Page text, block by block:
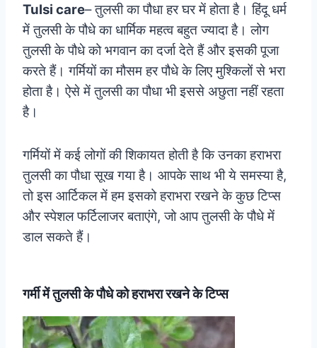
Tulsi care– तुलसी का पौधा हर घर में होता है। हिंदू धर्म
में तुलसी के पौधे का धार्मिक महत्व बहुत ज्यादा है। लोग
तुलसी के पौधे को भगवान का दर्जा देते हैं और इसकी पूजा
करते हैं। गर्मियों का मौसम हर पौधे के लिए मुश्किलों से भरा
होता है। ऐसे में तुलसी का पौधा भी इससे अछुता नहीं रहता
है।
गर्मियों में कई लोगों की शिकायत होती है कि उनका हराभरा
तुलसी का पौधा सूख गया है। आपके साथ भी ये समस्या है,
तो इस आर्टिकल में हम इसको हराभरा रखने के कुछ टिप्स
और स्पेशल फर्टिलाजर बताएंगे, जो आप तुलसी के पौधे में
डाल सकते हैं।
गर्मी में तुलसी के पौधे को हराभरा रखने के टिप्स